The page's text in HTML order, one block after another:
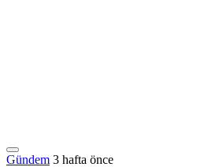
Gündem 3 hafta önce